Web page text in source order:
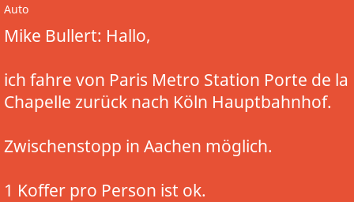
Auto
Mike Bullert: Hallo,
ich fahre von Paris Metro Station Porte de la
Chapelle zurück nach Köln Hauptbahnhof.
Zwischenstopp in Aachen möglich.
1 Koffer pro Person ist ok.